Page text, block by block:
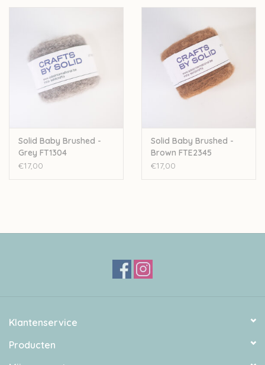
Solid Baby Brushed -
Grey FT1304
€17,00
Solid Baby Brushed -
Brown FTE2345
€17,00
Klantenservice
Producten